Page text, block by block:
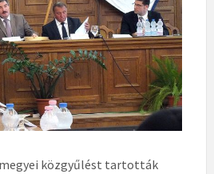
közgyűlést tartották